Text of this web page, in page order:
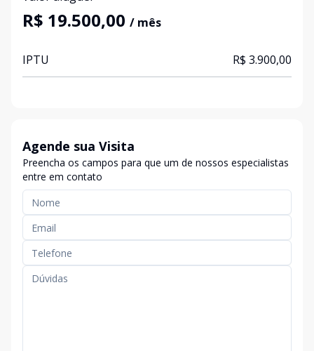
R$ 19.500,00 / mês
IPTU R$ 3.900,00
Agende sua Visita
Preencha os campos para que um de nossos especialistas
entre em contato